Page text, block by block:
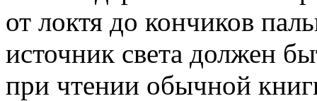
от локтя до кончиков
источник света должен
при чтении обычной